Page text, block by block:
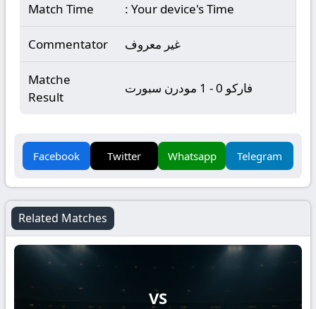
Match Time : Your device's Time
Commentator غير معروف
Matche
Result
فاركو 0 - 1 مودرن سبورت
Facebook Twitter Whatsapp Telegram
Related Matches
VS